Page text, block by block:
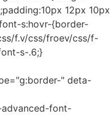
12px 10px
s:hovr-{border-
f.v/css/froev/css/f-
s-.6;}
" deta-
font-